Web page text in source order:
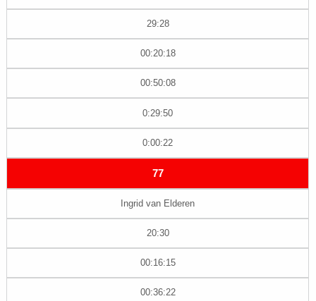
29:28
00:20:18
00:50:08
0:29:50
0:00:22
77
Ingrid van Elderen
20:30
00:16:15
00:36:22